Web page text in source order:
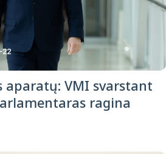
22
aparatų: VMI svarstant
ragina